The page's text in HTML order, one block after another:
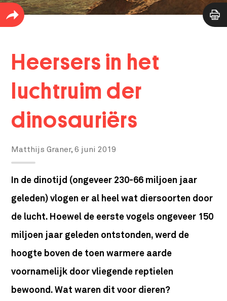
Heersers in het
luchtruim der
dinosauriërs
Matthijs Graner,6 juni 2019
In de dinotijd (ongeveer 230-66 miljoen jaar
geleden) vlogen er al heel wat diersoorten door
de lucht. Hoewel de eerste vogels ongeveer 150
miljoen jaar geleden ontstonden, werd de
hoogte boven de toen warmere aarde
voornamelijk door vliegende reptielen
bewoond. Wat waren dit voor dieren?